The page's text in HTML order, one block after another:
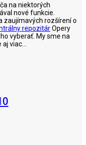
na niektorých
nové funkcie.
zaujímavých rozšírení o
repozitárOpery
vyberať. My sme na
viac...